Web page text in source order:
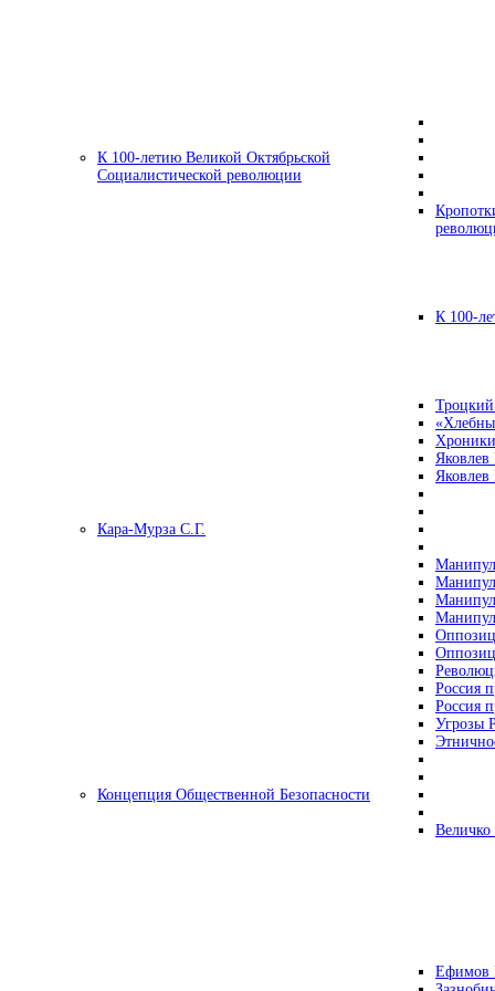
К 100-летию Великой Октябрьской
Социалистической революции
К 100-
Кара-Мурза С.Г.
Россия
Россия
Угрозы
Концепция Общественной Безопасности
Ефимов